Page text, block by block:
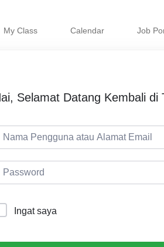
My Class Calendar Job
Selamat Datang Kembali di
Ingat saya